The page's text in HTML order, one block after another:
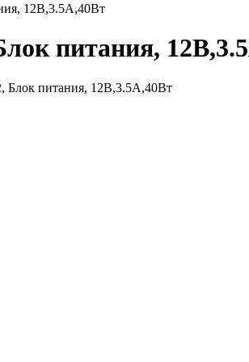
12В,3.5А,40Вт
питания,